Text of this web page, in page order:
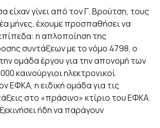
γίνει από τον Γ. Βρούτση, τους
μήνες, έχουμε προσπαθήσει να
η απλοποίηση της
συντάξεων με το νόμο 4798, ο
ομάδα έργου για την απονομή των
καινούργιοι ηλεκτρονικοί
ΕΦΚΑ, η ειδική ομάδα για τις
στο «πράσινο» κτίριο του ΕΦΚA.
ήδη να παράγουν